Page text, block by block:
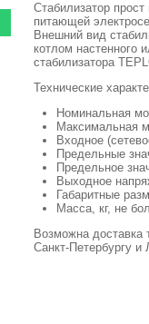
Стабилизатор
питающей
Внешний вид
котлом настенного
стабилизатора
Технические
Номинальная
Максимальная
Входное
Предельные
Предельное
Выходное
Габаритные
Масса, кг, не
Возможна
Санкт-Петербургу и